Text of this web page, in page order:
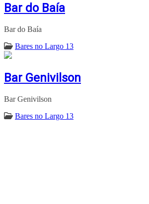
Bar do Baía
Bar do Baía
Bares no Largo 13
Bar Genivilson
Bar Genivilson
Bares no Largo 13